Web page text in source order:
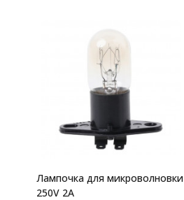
Лампочка для микроволновки
250V 2A